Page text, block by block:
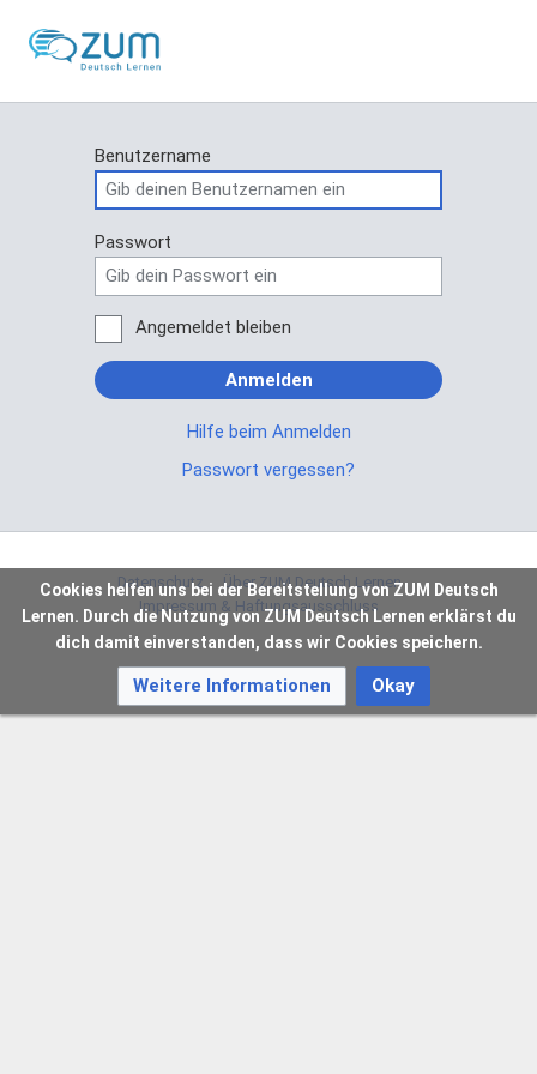
Benutzername
Passwort
Angemeldet bleiben
Anmelden
Hilfe beim Anmelden
Passwort vergessen?
Datenschutz
Über ZUM Deutsch Lernen
Impressum & Haftungsausschluss
Cookies helfen uns bei der Bereitstellung von ZUM Deutsch
Lernen. Durch die Nutzung von ZUM Deutsch Lernen erklärst du
dich damit einverstanden, dass wir Cookies speichern.
Weitere Informationen Okay